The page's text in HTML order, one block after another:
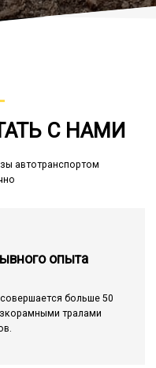
С НАМИ
автотранспортом
опыта
больше 50
тралами